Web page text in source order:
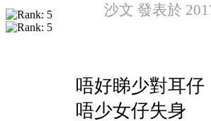
沙文 發表於
唔好睇少對耳仔
唔少女仔失身